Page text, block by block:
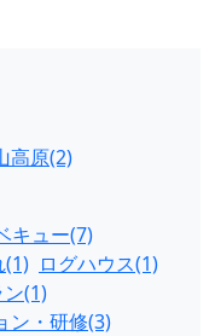
高原(2)
キュー(7)
(1) ログハウス(1)
ン(1)
ン・研修(3)